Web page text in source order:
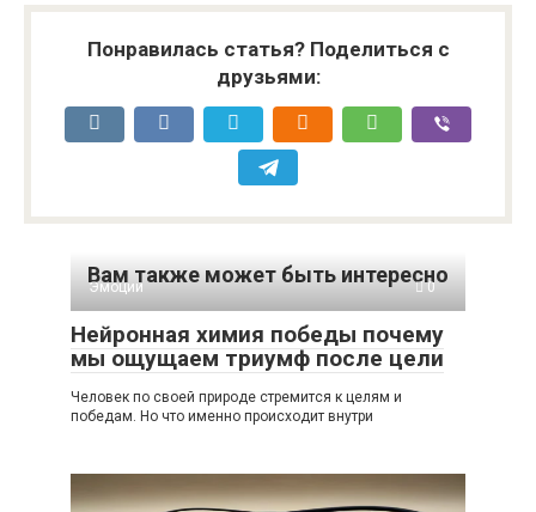
Понравилась статья? Поделиться с
друзьями:
Вам также может быть интересно
Эмоции 0
Нейронная химия победы почему
мы ощущаем триумф после цели
Человек по своей природе стремится к целям и
победам. Но что именно происходит внутри